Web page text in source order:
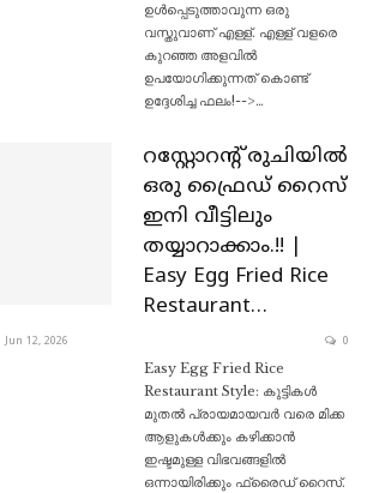
ഉൾപ്പെടുത്താവുന്ന ഒരു
വസ്തുവാണ് എള്ള്. എള്ള് വളരെ
കുറഞ്ഞ അളവിൽ
ഉപയോഗിക്കുന്നത് കൊണ്ട്
ഉദ്ദേശിച്ച ഫലം!-->…
റസ്റ്റോറന്റ് രുചിയിൽ
ഒരു ഫ്രൈഡ് റൈസ്
ഇനി വീട്ടിലും
തയ്യാറാക്കാം.!! |
Easy Egg Fried Rice
Restaurant…
Jun 12, 2026 0
Easy Egg Fried Rice
Restaurant Style: കുട്ടികൾ
മുതൽ പ്രായമായവർ വരെ മിക്ക
ആളുകൾക്കും കഴിക്കാൻ
ഇഷ്ടമുള്ള വിഭവങ്ങളിൽ
ഒന്നായിരിക്കും ഫ്രൈഡ് റൈസ്.